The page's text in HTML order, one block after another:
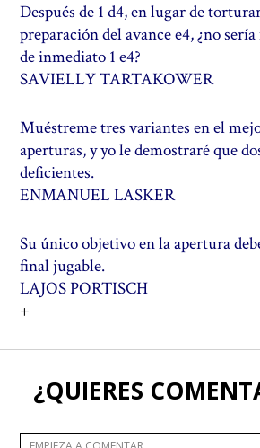
Después de 1 d4, en lugar de
preparación del avance e4, ¿no
de inmediato 1 e4?
SAVIELLY TARTAKOWER
Muéstreme tres variantes en el
aperturas, y yo le demostraré que
deficientes.
ENMANUEL LASKER
Su único objetivo en la apertura
final jugable.
LAJOS PORTISCH
+
¿QUIERES